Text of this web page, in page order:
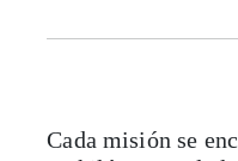
Cada misión se